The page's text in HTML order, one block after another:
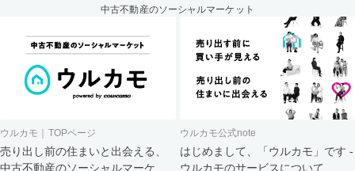
中古不動産のソーシャルマーケット
ウルカモ｜TOPページ
売り出し前の住まいと出会える、
中古不動産のソーシャルマーケッ
ウルカモ公式note
はじめまして、「ウルカモ」です -
ウルカモのサービスについて